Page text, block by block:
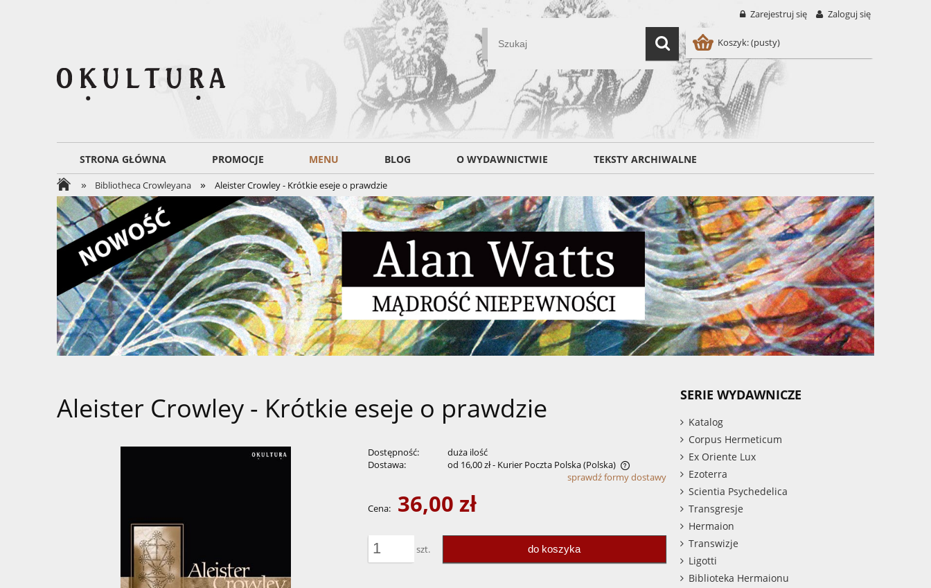
Zarejestruj się Zaloguj się
Koszyk:(pusty)
STRONA GŁÓWNA PROMOCJE MENU BLOG O WYDAWNICTWIE TEKSTY ARCHIWALNE
» Bibliotheca Crowleyana » Aleister Crowley - Krótkie eseje o prawdzie
Aleister Crowley - Krótkie eseje o prawdzie
Dostępność:
duża ilość
Dostawa:
od 16,00 zł- Kurier Poczta Polska(Polska)
Cena nie zawiera ewentualnych kosztów
płatności
sprawdź formy dostawy
Cena: 36,00 zł
szt. do koszyka
SERIE WYDAWNICZE
Katalog
Corpus Hermeticum
Ex Oriente Lux
Ezoterra
Scientia Psychedelica
Transgresje
Hermaion
Transwizje
Ligotti
Biblioteka Hermaionu